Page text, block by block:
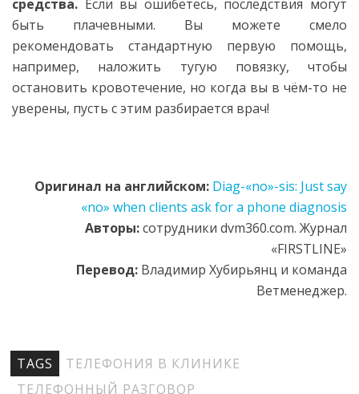
средства. Если вы ошибетесь, последствия могут
быть плачевными. Вы можете смело
рекомендовать стандартную первую помощь,
например, наложить тугую повязку, чтобы
остановить кровотечение, но когда вы в чём-то не
уверены, пусть с этим разбирается врач!
Оригинал на английском: Diag-«no»-sis: Just say
«no» when clients ask for a phone diagnosis
Авторы:сотрудники dvm360.com. Журнал
«FIRSTLINE»
Перевод: Владимир Хубирьянц и команда
Ветменеджер.
TAGS
ТЕЛЕФОНИЯ В КЛИНИКЕ
ТЕЛЕФОННЫЙ РАЗГОВОР